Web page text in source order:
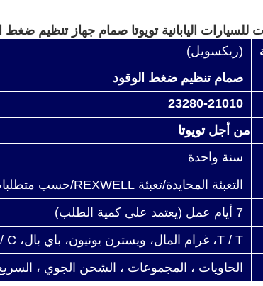
اليابانية تويوتا صمام جهاز تنظيم ضغط الوقود 23280-21010
(ريكسويل)
صمام تنظيم ضغط الوقود
23280-21010
من أجل تويوتا
سنة واحدة
التعبئة المحايدة/تعبئة REXWELL/حسب متطلبات العملاء
7 أيام عمل (يعتمد على كمية الطلب)
T / T، غرام المال، ويسترن يونيون، باي بال، L / C
الحاويات ، المجموعات ، الشحن الجوي ،